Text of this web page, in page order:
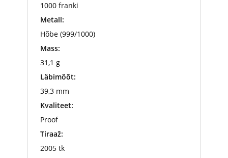
1000 franki
Metall:
Hõbe (999/1000)
Mass:
31,1 g
Läbimõõt:
39,3 mm
Kvaliteet:
Proof
Tiraaž:
2005 tk